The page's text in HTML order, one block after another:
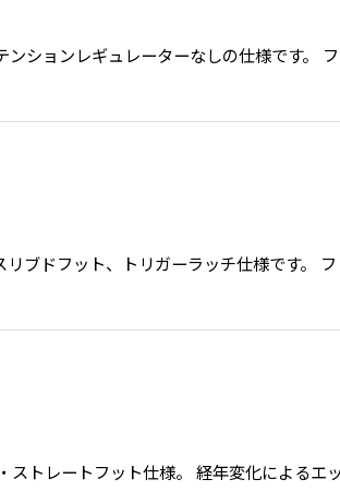
ションレギュレーターなしの仕様です。
ブドフット、トリガーラッチ仕様です。
トレートフット仕様。 経年変化によるエ